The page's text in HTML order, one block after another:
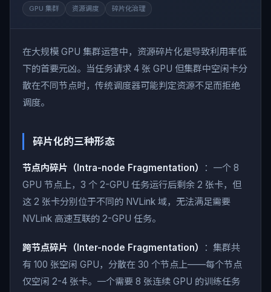
GPU 集群 资源调度 碎片化治理
在大规模 GPU 集群运营中，资源碎片化是导致利用率低
下的首要元凶。当任务请求 4 张 GPU 但集群中空闲卡分
散在不同节点时，传统调度器可能判定资源不足而拒绝
调度。
碎片化的三种形态
节点内碎片（Intra-node Fragmentation）
：一个 8
GPU 节点上，3 个 2-GPU 任务运行后剩余 2 张卡，但
这 2 张卡分别位于不同的 NVLink 域，无法满足需要
NVLink 高速互联的 2-GPU 任务。
跨节点碎片（Inter-node Fragmentation）
：集群共
有 100 张空闲 GPU，分散在 30 个节点上——每个节点
仅空闲 2-4 张卡。一个需要 8 张连续 GPU 的训练任务